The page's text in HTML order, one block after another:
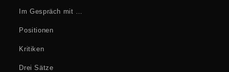
Im Gespräch mit …
Positionen
Kritiken
Drei Sätze